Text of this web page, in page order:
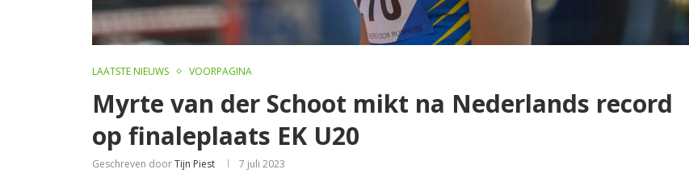
LAATSTE NIEUWS VOORPAGINA
Myrte van der Schoot mikt na Nederlands record
op finaleplaats EK U20
Geschreven doorTijn Piest 7 juli 2023